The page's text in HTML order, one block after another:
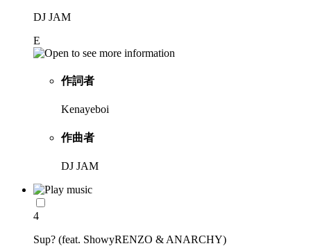
DJ JAM
E
作詞者
Kenayeboi
作曲者
DJ JAM
4
Sup? (feat. ShowyRENZO & ANARCHY)